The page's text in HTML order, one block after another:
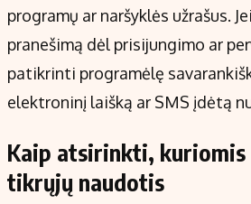
programų ar naršyklės užrašus.
pranešimą dėl prisijungimo ar
patikrinti programėlę
elektroninį laišką ar SMS įdėtą
Kaip atsirinkti,
tikrųjų naudotis